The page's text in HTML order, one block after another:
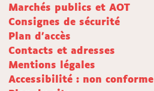
Marchés publics et AOT
Consignes de sécurité
Plan d'accès
Contacts et adresses
Mentions légales
Accessibilité : non conforme